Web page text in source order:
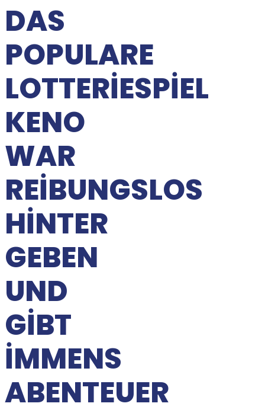
DAS
POPULARE
LOTTERIESPIEL
KENO
WAR
REIBUNGSLOS
HINTER
GEBEN
UND
GIBT
IMMENS
ABENTEUER